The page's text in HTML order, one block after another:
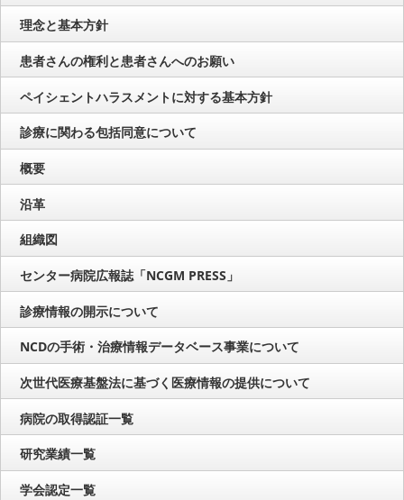
理念と基本方針
患者さんの権利と患者さんへのお願い
ペイシェントハラスメントに対する基本方針
診療に関わる包括同意について
概要
沿革
組織図
センター病院広報誌「NCGM PRESS」
診療情報の開示について
NCDの手術・治療情報データベース事業について
次世代医療基盤法に基づく医療情報の提供について
病院の取得認証一覧
研究業績一覧
学会認定一覧